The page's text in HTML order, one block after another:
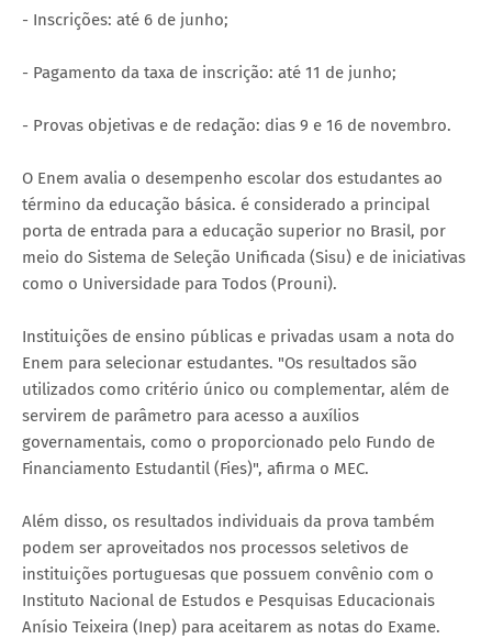
- Inscrições: até 6 de junho;
- Pagamento da taxa de inscrição: até 11 de junho;
- Provas objetivas e de redação: dias 9 e 16 de novembro.
O Enem avalia o desempenho escolar dos estudantes ao
término da educação básica. é considerado a principal
porta de entrada para a educação superior no Brasil, por
meio do Sistema de Seleção Unificada (Sisu) e de iniciativas
como o Universidade para Todos (Prouni).
Instituições de ensino públicas e privadas usam a nota do
Enem para selecionar estudantes. "Os resultados são
utilizados como critério único ou complementar, além de
servirem de parâmetro para acesso a auxílios
governamentais, como o proporcionado pelo Fundo de
Financiamento Estudantil (Fies)", afirma o MEC.
Além disso, os resultados individuais da prova também
podem ser aproveitados nos processos seletivos de
instituições portuguesas que possuem convênio com o
Instituto Nacional de Estudos e Pesquisas Educacionais
Anísio Teixeira (Inep) para aceitarem as notas do Exame.